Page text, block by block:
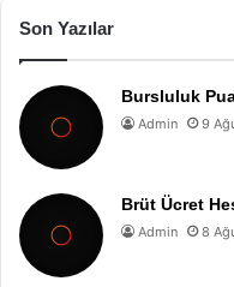
Son Yazılar
Bursluluk
Admin 9
Brüt Ücret
Admin 8